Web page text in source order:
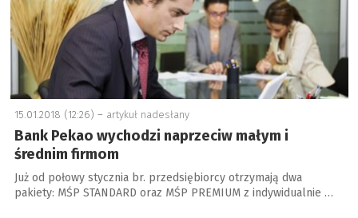
15.01.2018 (12:26) – artykuł nadesłany
Bank Pekao wychodzi naprzeciw małym i
średnim firmom
Już od połowy stycznia br. przedsiębiorcy otrzymają dwa
pakiety: MŚP STANDARD oraz MŚP PREMIUM z indywidualnie …